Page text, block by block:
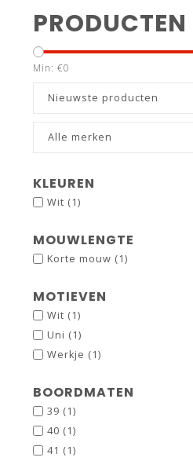
Min: €0
Nieuwste producten
Alle merken
KLEUREN
Wit (1)
MOUWLENGTE
Korte mouw (1)
MOTIEVEN
Wit (1)
Uni (1)
Werkje (1)
BOORDMATEN
39 (1)
40 (1)
41 (1)